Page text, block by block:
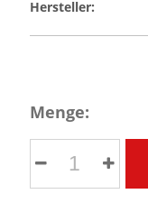
Hersteller:
Menge: